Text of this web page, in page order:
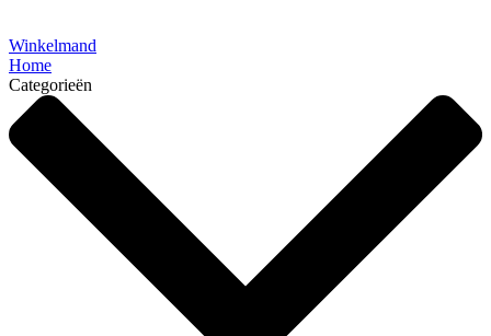
Winkelmand
Home
Categorieën